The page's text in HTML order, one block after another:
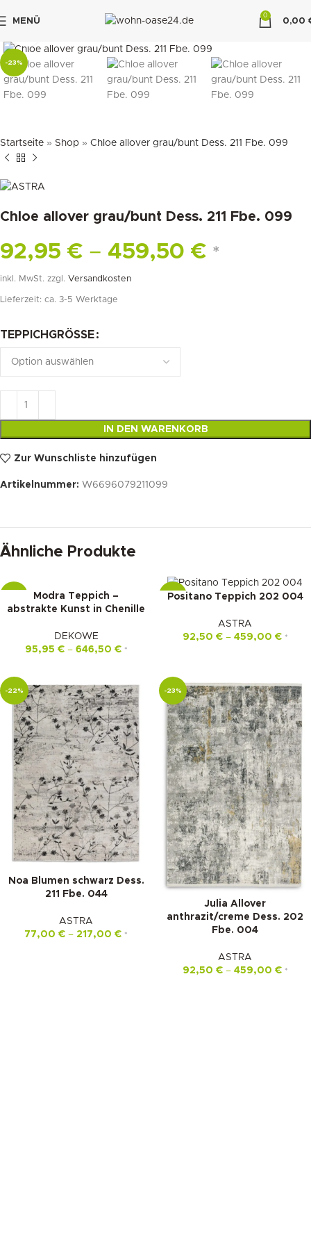
MENÜ
0
0,00
-23%
Startseite » Shop » Chloe allover grau/bunt Dess. 211 Fbe. 099
Chloe allover grau/bunt Dess. 211 Fbe. 099
92,95 € – 459,50 € *
inkl. MwSt. zzgl. Versandkosten
Lieferzeit: ca. 3-5 Werktage
TEPPICHGRÖSSE
IN DEN WARENKORB
Zur Wunschliste hinzufügen
Artikelnummer: W6696079211099
Ähnliche Produkte
Modra Teppich –
abstrakte Kunst in Chenille
DEKOWE
95,95 €– 646,50 € *
-32%
Positano Teppich 202 004
ASTRA
92,50 €– 459,00 € *
-22%
Noa Blumen schwarz Dess.
211 Fbe. 044
ASTRA
77,00 € – 217,00 € *
-23%
Julia Allover
anthrazit/creme Dess. 202
Fbe. 004
ASTRA
92,50 €– 459,00 € *